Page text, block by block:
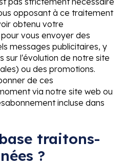
opposant à ce traitement
obtenu votre
vous envoyer des
messages publicitaires, y
sur l'évolution de notre site
ou des promotions.
de ces
via notre site web ou
incluse dans
traitons-
?